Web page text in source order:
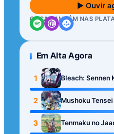
▶ Ouvir
OUÇA TAMBÉM NAS
Em Alta Agora
1
Bleach: Sennen
Kashin-tan
2
Mushoku
Ittara Honki
3 Tenmaku no